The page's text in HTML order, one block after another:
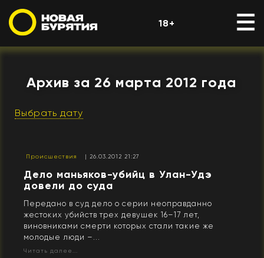
18+
Архив за 26 марта 2012 года
Выбрать дату
Происшествия | 26.03.2012 21:27
Дело маньяков-убийц в Улан-Удэ
довели до суда
Передано в суд дело о серии неоправданно
жестоких убийств трех девушек 16–17 лет,
виновниками смерти которых стали такие же
молодые люди –...
Читать далее...